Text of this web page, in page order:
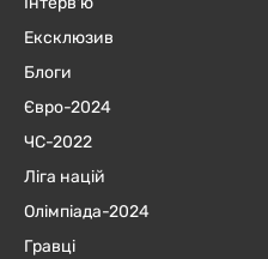
Ексклюзив
Блоги
Євро-2024
ЧC-2022
Ліга націй
Олімпіада-2024
Гравці